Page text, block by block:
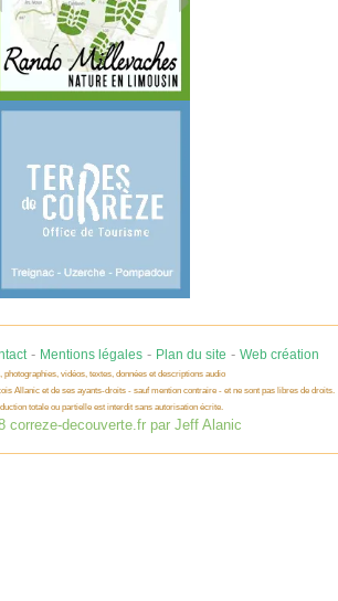
- Mentions légales- Plan du site - Web création
photographies, vidéos, textes, données et descriptions audio
Allanic et de ses ayants-droits - sauf mention contraire - et ne sont pas libres de droits.
totale ou partielle est interdit sans autorisation écrite.
correze-decouverte.fr par Jeff Alanic